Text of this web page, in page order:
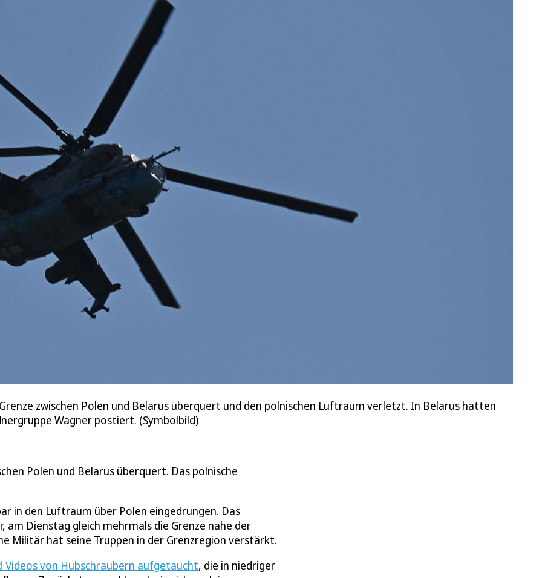
zwischen Polen und Belarus überquert und den polnischen Luftraum verletzt. In Belarus hatten
Wagner postiert. (Symbolbild)
Polen und Belarus überquert. Das polnische
in den Luftraum über Polen eingedrungen. Das
am Dienstag gleich mehrmals die Grenze nahe der
Militär hat seine Truppen in der Grenzregion verstärkt.
von Hubschraubern aufgetaucht, die in niedriger